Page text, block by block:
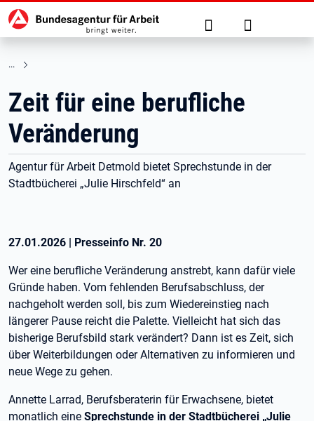
zu den Hauptinhalten springen
Hauptnavigation Suche Anmelden
Zeit für eine berufliche
Veränderung
Agentur für Arbeit Detmold bietet Sprechstunde in der
Stadtbücherei „Julie Hirschfeld“ an
27.01.2026 | Presseinfo Nr. 20
Wer eine berufliche Veränderung anstrebt, kann dafür viele
Gründe haben. Vom fehlenden Berufsabschluss, der
nachgeholt werden soll, bis zum Wiedereinstieg nach
längerer Pause reicht die Palette. Vielleicht hat sich das
bisherige Berufsbild stark verändert? Dann ist es Zeit, sich
über Weiterbildungen oder Alternativen zu informieren und
neue Wege zu gehen.
Annette Larrad, Berufsberaterin für Erwachsene, bietet
monatlich eine Sprechstunde in der Stadtbücherei „Julie